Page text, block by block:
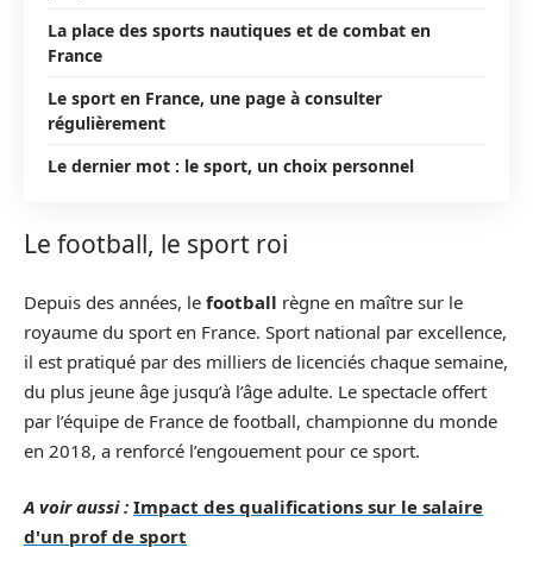
La place des sports nautiques et de combat en
France
Le sport en France, une page à consulter
régulièrement
Le dernier mot : le sport, un choix personnel
Le football, le sport roi
Depuis des années, le football règne en maître sur le
royaume du sport en France. Sport national par excellence,
il est pratiqué par des milliers de licenciés chaque semaine,
du plus jeune âge jusqu’à l’âge adulte. Le spectacle offert
par l’équipe de France de football, championne du monde
en 2018, a renforcé l’engouement pour ce sport.
A voir aussi : Impact des qualifications sur le salaire
d'un prof de sport